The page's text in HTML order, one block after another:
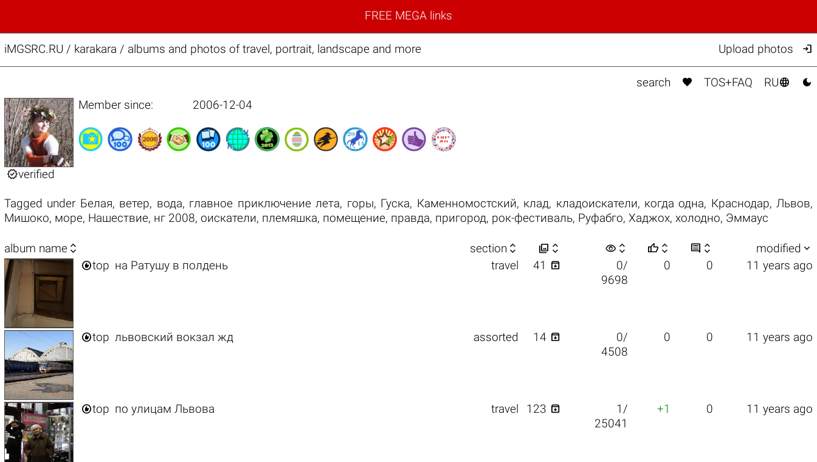
FREE MEGA links
iMGSRC.RU / karakara / albums and photos of travel, portrait, landscape and more Upload photos 
search  TOS+FAQ RU 
verified
Member since: 2006-12-04
Tagged under Белая, ветер, вода, главное приключение лета, горы, Гуска, Каменномостский, клад, кладоискатели, когда одна, Краснодар,Львов,
Мишоко, море, Нашествие, нг 2008, оискатели, племяшка, помещение, правда, пригород, рок-фестиваль, Руфабго, Хаджох, холодно, Эммаус
album name  section    visibility      modified 
top на Ратушу в полдень travel 41 
0/
9698
0 0 11 years ago
top львовский вокзал жд assorted 14 
0/
4508
0 0 11 years ago
top по улицам Львова travel 123 
1/
25041
+1 0 11 years ago